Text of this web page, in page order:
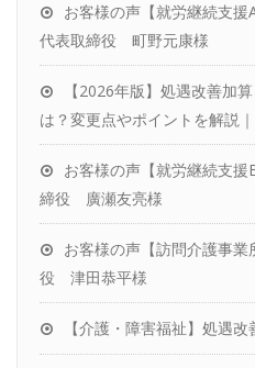
お客様の声【就労継続支
代表取締役 町野元康様
【2026年版】処遇改善加
は？変更点やポイントを解説
お客様の声【就労継続支
締役 廣瀬友亮様
お客様の声【訪問介護事
役 津田恭平様
【介護・障害福祉】処遇